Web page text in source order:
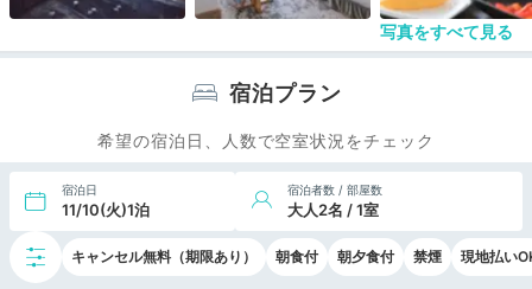
写真をすべて見る
宿泊プラン
希望の宿泊日、人数で空室状況をチェック
宿泊日
11/10(火)1泊
宿泊者数 / 部屋数
大人2名 / 1室
キャンセル無料（期限あり） 朝食付 朝夕食付 禁煙 現地払い